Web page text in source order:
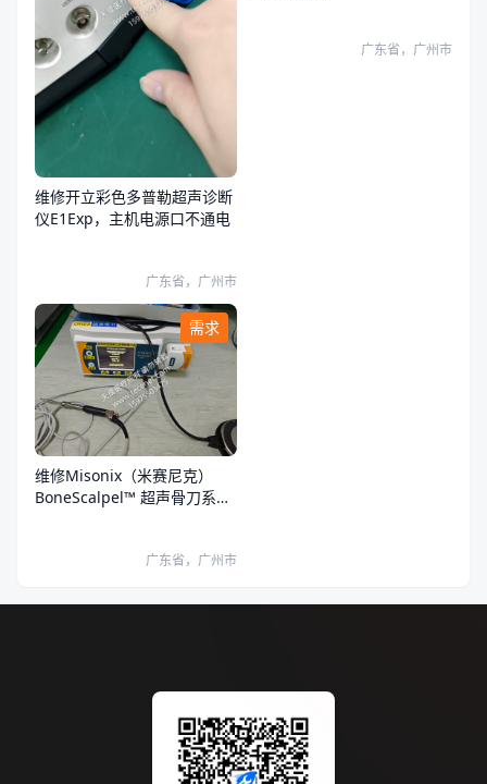
维修开立彩色多普勒超声诊断
仪E1Exp，主机电源口不通电
广东省，广州市
广东省，广州市
需求
维修Misonix（米赛尼克）
BoneScalpel™ 超声骨刀系统
广东省，广州市